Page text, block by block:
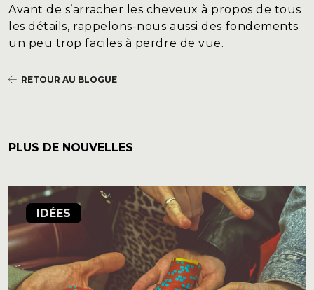
Avant de s’arracher les cheveux à propos de tous
les détails, rappelons-nous aussi des fondements
un peu trop faciles à perdre de vue.
RETOUR AU BLOGUE
PLUS DE NOUVELLES
IDÉES